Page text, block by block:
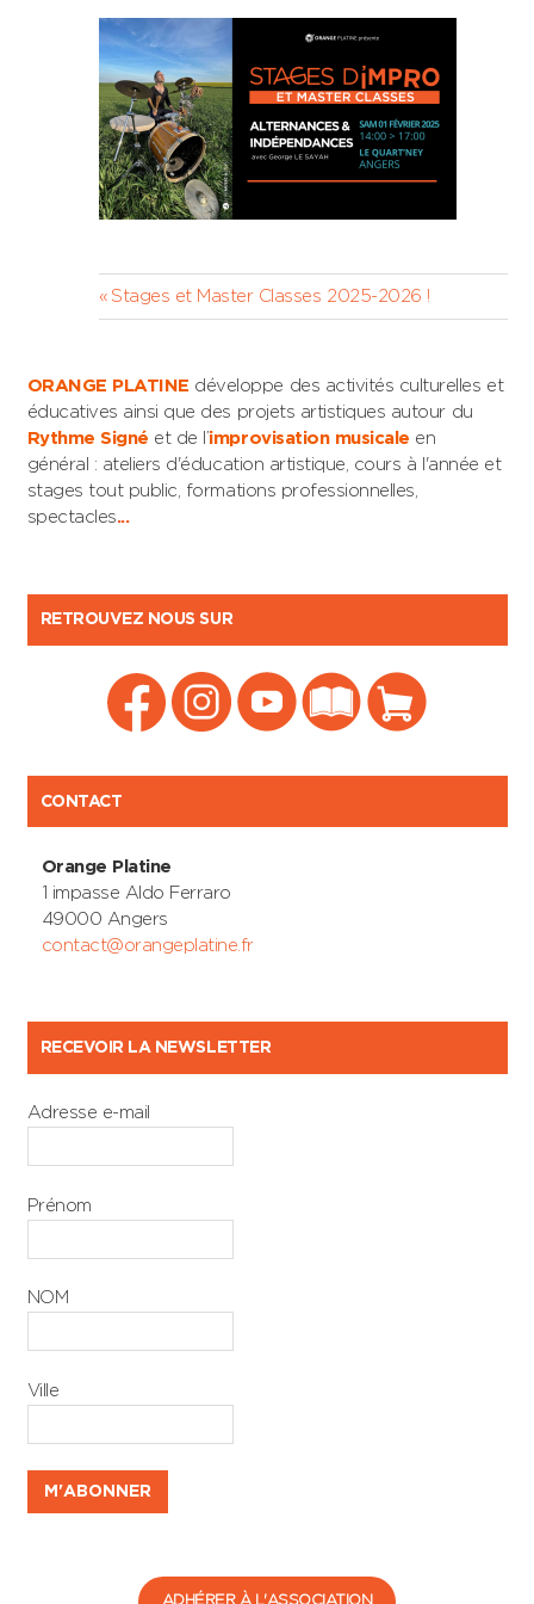
Navigation
l’article
Previous
Post:
Stages et Master Classes 2025-2026 !
ORANGE PLATINE développe des activités culturelles et
éducatives ainsi que des projets artistiques autour du
Rythme Signé et de l’improvisation musicale en
général : ateliers d'éducation artistique, cours à l'année et
stages tout public, formations professionnelles,
spectacles...
RETROUVEZ NOUS SUR
CONTACT
Orange Platine
1 impasse Aldo Ferraro
49000 Angers
contact@orangeplatine.fr
RECEVOIR LA NEWSLETTER
Adresse e-mail
Prénom
NOM
Ville